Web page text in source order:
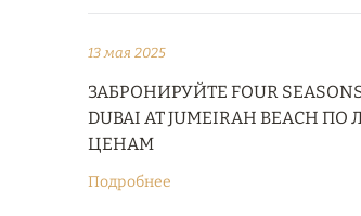
13 мая 2025
ЗАБРОНИРУЙТЕ FOUR
DUBAI AT JUMEIRAH BEACH
ЦЕНАМ
Подробнее